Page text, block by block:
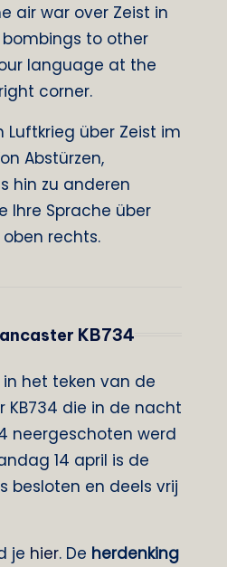
air war over Zeist in
bombings to other
language at the
corner.
Luftkrieg über Zeist im
Abstürzen,
hin zu anderen
Ihre Sprache über
rechts.
KB734
het teken van de
KB734 die in de nacht
neergeschoten werd
14 april is de
besloten en deels vrij
je hier. De herdenking